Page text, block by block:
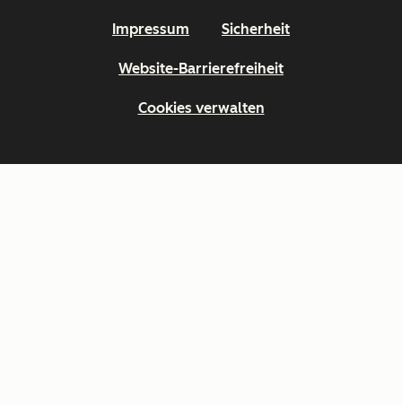
Impressum Sicherheit
Website-Barrierefreiheit
Cookies verwalten